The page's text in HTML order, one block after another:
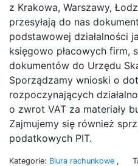
z Krakowa, Warszawy,
przesyłają do nas
podstawowej działalności
księgowo płacowych firm,
dokumentów do Urzędu
Sporządzamy wnioski o
rozpoczynających
o zwrot VAT za materiały
Zajmujemy się również
podatkowych PIT.
Kategorie: Biura rachunkowe ,